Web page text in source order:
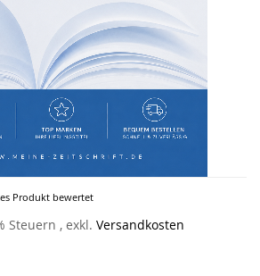
Produkt bewertet
Steuern , exkl. Versandkosten